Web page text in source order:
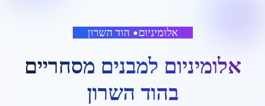
אלומיניום• הוד השרון
אלומיניום למבנים מסחריים
בהוד השרון